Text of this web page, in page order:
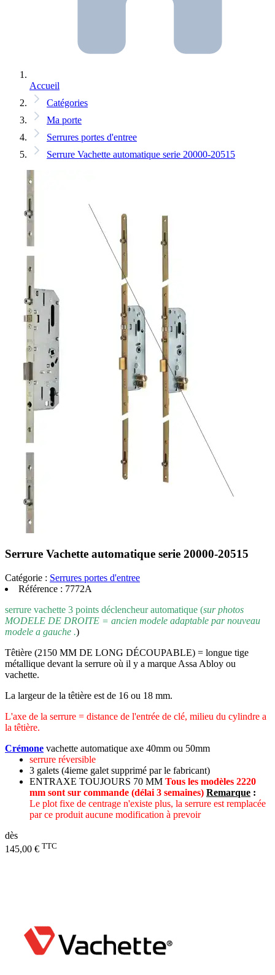
Accueil
Catégories
Ma porte
Serrures portes d'entree
Serrure Vachette automatique serie 20000-20515
Serrure Vachette automatique serie 20000-20515
Catégorie : Serrures portes d'entree
Référence : 7772A
serrure vachette 3 points déclencheur automatique (sur photos
MODELE DE DROITE = ancien modele adaptable par nouveau
modele a gauche .)
Têtière (2150 MM DE LONG DÉCOUPABLE) = longue tige
métallique devant la serrure où il y a marque Assa Abloy ou
vachette.
La largeur de la têtière est de 16 ou 18 mm.
L'axe de la serrure = distance de l'entrée de clé, milieu du cylindre a
la têtière.
Crémone vachette automatique axe 40mm ou 50mm
serrure réversible
3 galets (4ieme galet supprimé par le fabricant)
ENTRAXE TOUJOURS 70 MM Tous les modèles 2220
mm sont sur commande (délai 3 semaines) Remarque :
Le plot fixe de centrage n'existe plus, la serrure est remplacée
par ce produit aucune modification à prevoir
dès
145,00 € TTC